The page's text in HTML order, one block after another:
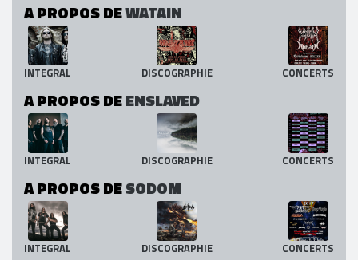
A PROPOS DEWATAIN
INTEGRAL DISCOGRAPHIE CONCERTS
A PROPOS DEENSLAVED
INTEGRAL DISCOGRAPHIE CONCERTS
A PROPOS DESODOM
INTEGRAL DISCOGRAPHIE CONCERTS